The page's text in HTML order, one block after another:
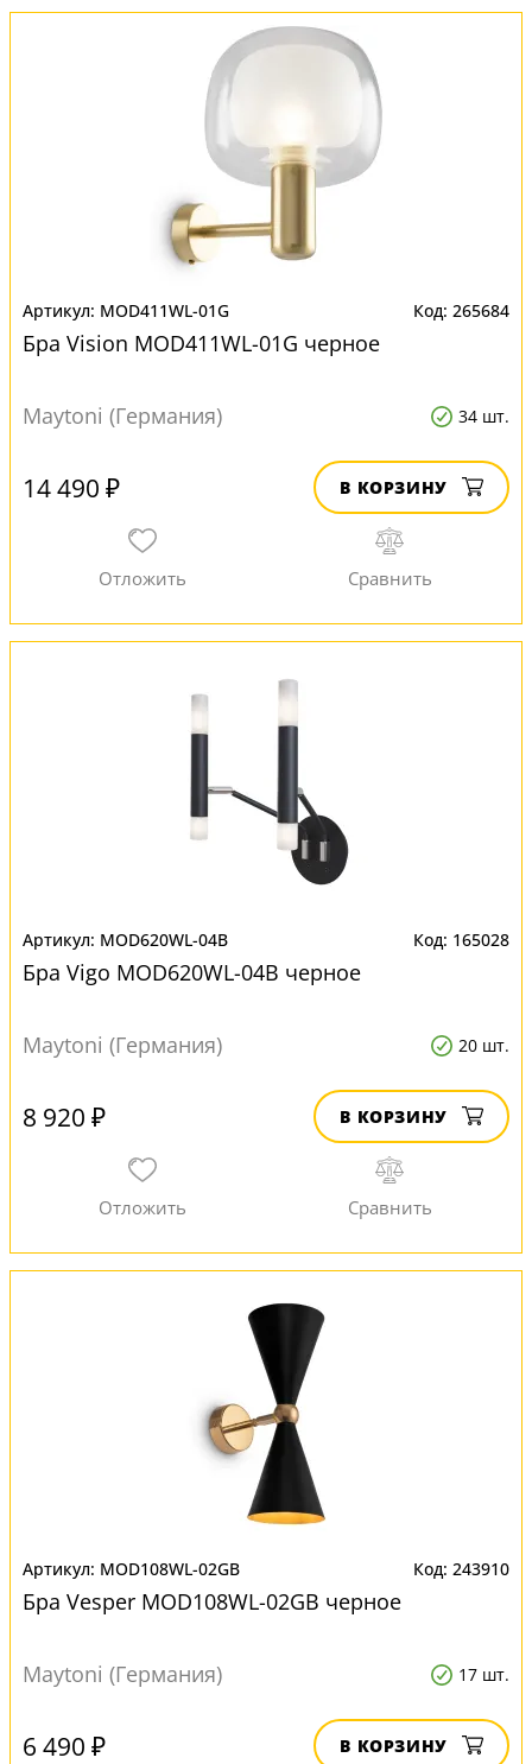
MOD411WL-01G 265684
Бра Vision MOD411WL-01G черное
Maytoni (Германия) 34 шт.
14 490 ₽ В КОРЗИНУ
MOD620WL-04B 165028
Бра Vigo MOD620WL-04B черное
Maytoni (Германия) 20 шт.
8 920 ₽ В КОРЗИНУ
MOD108WL-02GB 243910
Бра Vesper MOD108WL-02GB черное
Maytoni (Германия) 17 шт.
6 490 ₽ В КОРЗИНУ